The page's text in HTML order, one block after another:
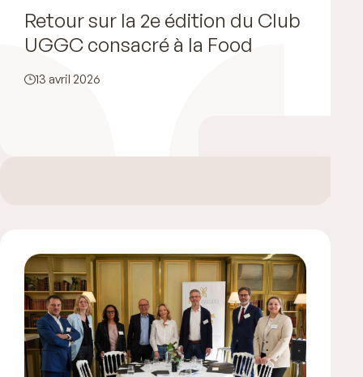
Retour sur la 2e édition du Club
UGGC consacré à la Food
13 avril 2026